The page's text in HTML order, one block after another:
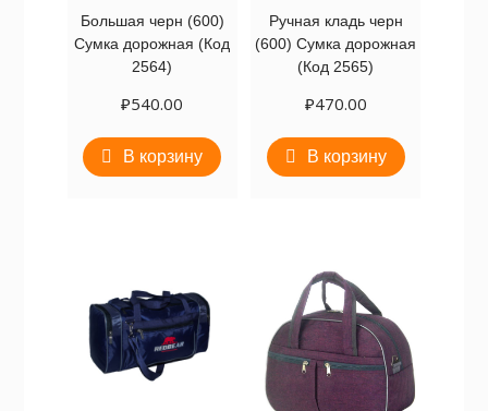
Большая черн (600)
Сумка дорожная (Код
2564)
₽540.00
В корзину
Ручная кладь черн
(600) Сумка дорожная
(Код 2565)
₽470.00
В корзину